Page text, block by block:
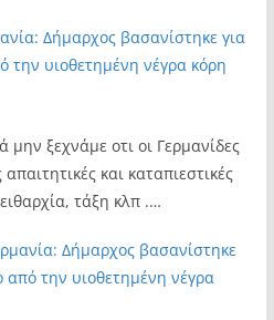
Δήμαρχος βασανίστηκε για
την υιοθετημένη νέγρα κόρη
ξεχνάμε οτι οι Γερμανίδες
απαιτητικές και καταπιεστικές
τάξη κλπ .…
Δήμαρχος βασανίστηκε
από την υιοθετημένη νέγρα